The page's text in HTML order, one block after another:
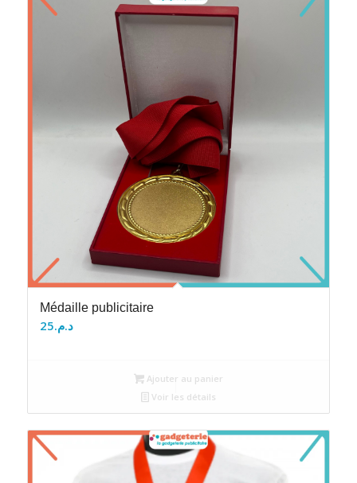
Médaille publicitaire
د.م.25
Ajouter au panier
Voir les détails